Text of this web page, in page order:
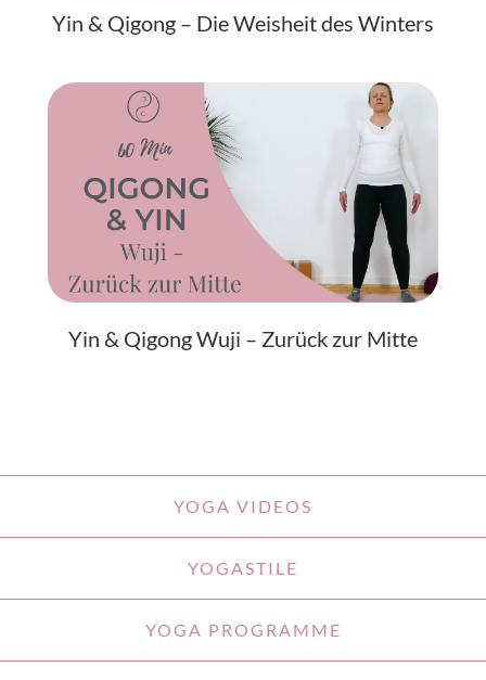
Yin & Qigong – Die Weisheit des Winters
Yin & Qigong Wuji – Zurück zur Mitte
YOGA VIDEOS
YOGASTILE
YOGA PROGRAMME